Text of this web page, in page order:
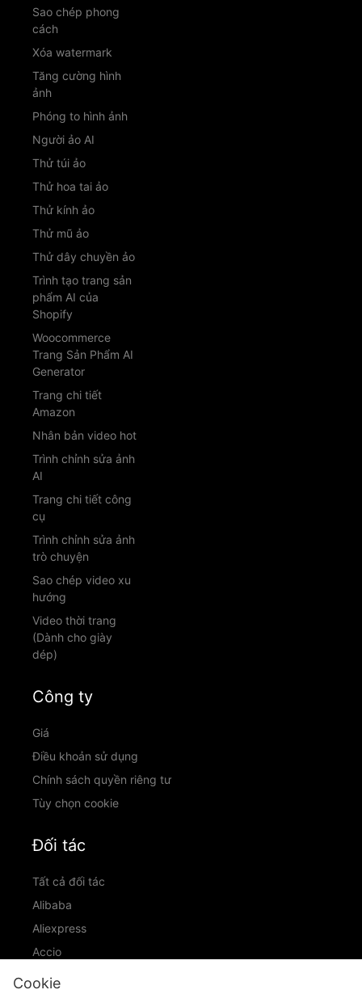
Sao chép phong
cách
Xóa watermark
Tăng cường hình
ảnh
Phóng to hình ảnh
Người ảo AI
Thử túi ảo
Thử hoa tai ảo
Thử kính ảo
Thử mũ ảo
Thử dây chuyền ảo
Trình tạo trang sản
phẩm AI của
Shopify
Woocommerce
Trang Sản Phẩm AI
Generator
Trang chi tiết
Amazon
Nhân bản video hot
Trình chỉnh sửa ảnh
AI
Trang chi tiết công
cụ
Trình chỉnh sửa ảnh
trò chuyện
Sao chép video xu
hướng
Video thời trang
(Dành cho giày
dép)
Công ty
Giá
Điều khoản sử dụng
Chính sách quyền riêng tư
Tùy chọn cookie
Đối tác
Tất cả đối tác
Alibaba
Aliexpress
Accio
ID Ranking
Cookie